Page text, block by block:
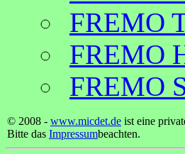
FREMO
FREMO
FREMO
© 2008 - www.micdet.de ist eine
Bitte das Impressumbeachten.